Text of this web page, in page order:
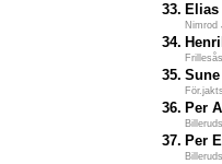
33.
Nimrod
34.
35.
36. Per
37. Per